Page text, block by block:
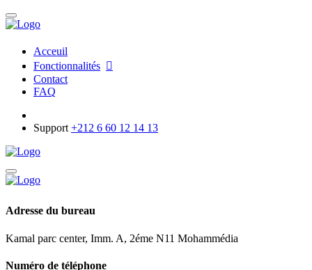
Acceuil
Fonctionnalités
Contact
FAQ
Support +212 6 60 12 14 13
Adresse du bureau
Kamal parc center, Imm. A, 2éme N11 Mohammédia
Numéro de téléphone